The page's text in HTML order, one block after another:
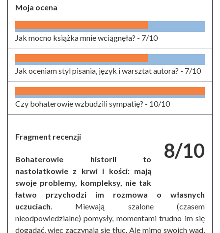
Moja ocena
Jak mocno książka mnie wciągnęła? - 7/10
Jak oceniam styl pisania, język i warsztat autora? - 7/10
Czy bohaterowie wzbudzili sympatię? - 10/10
8/10
Fragment recenzji
Bohaterowie historii to
nastolatkowie z krwi i kości: mają
swoje problemy, kompleksy, nie tak
łatwo przychodzi im rozmowa o własnych
uczuciach. Miewają szalone (czasem
nieodpowiedzialne) pomysły, momentami trudno im się
dogadać, więc zaczynają się tłuc. Ale mimo swoich wad,